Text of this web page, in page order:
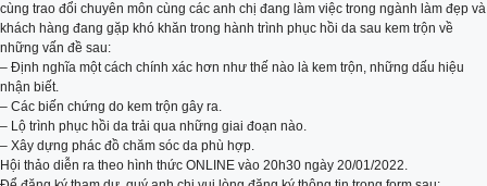
cùng trao đổi chuyên môn cùng các anh chị đang làm việc trong ngành làm đẹp và
khách hàng đang gặp khó khăn trong hành trình phục hồi da sau kem trộn về
những vấn đề sau:
– Định nghĩa một cách chính xác hơn như thế nào là kem trộn, những dấu hiệu
nhận biết.
– Các biến chứng do kem trộn gây ra.
– Lộ trình phục hồi da trải qua những giai đoạn nào.
– Xây dựng phác đồ chăm sóc da phù hợp.
Hội thảo diễn ra theo hình thức ONLINE vào 20h30 ngày 20/01/2022.